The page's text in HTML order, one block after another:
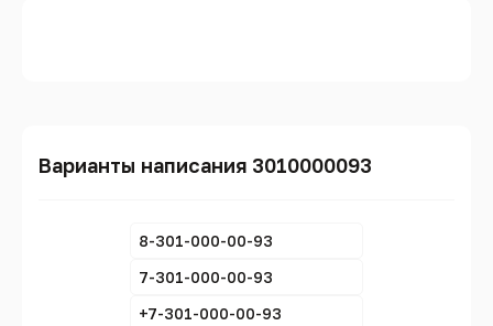
Варианты написания 3010000093
8-301-000-00-93
7-301-000-00-93
+7-301-000-00-93